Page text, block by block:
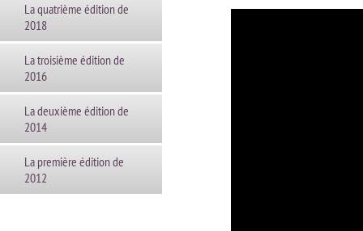
La quatrième édition de
2018
La troisième édition de
2016
La deuxième édition de
2014
La première édition de
2012